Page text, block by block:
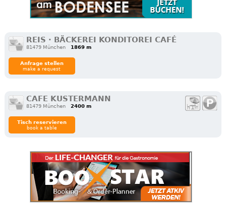
REIS · BÄCKEREI KONDITOREI CAFÉ
81479 München 1869 m
Anfrage stellen
make a request
CAFE KUSTERMANN
81479 München 2400 m
Tisch reservieren
book a table